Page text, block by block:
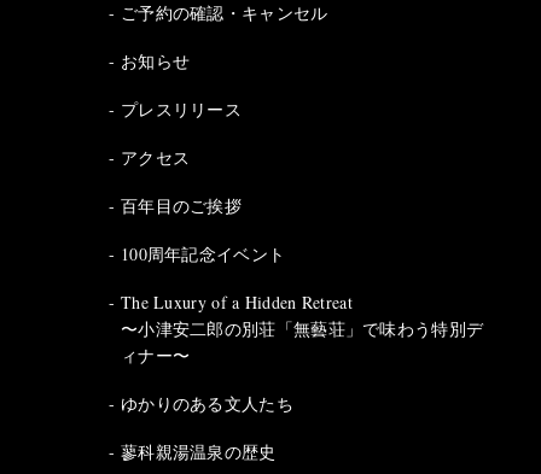
ご予約の確認・キャンセル
お知らせ
プレスリリース
アクセス
百年目のご挨拶
100周年記念イベント
The Luxury of a Hidden Retreat
〜小津安二郎の別荘「無藝荘」で味わう特別デ
ィナー〜
ゆかりのある文人たち
蓼科親湯温泉の歴史